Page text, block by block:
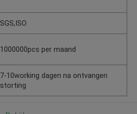
SGS,ISO
1000000pcs per maand
7-10working dagen na ontvangen
storting